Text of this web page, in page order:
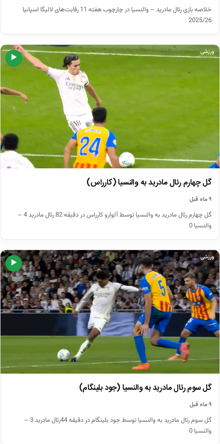
خلاصه بازی رئال مادرید – والنسیا در چارچوب هفته 11 رقابت‌های لالیگا اسپانیا
2025/26
▶
ورزشی
گل چهارم رئال مادرید به والنسیا (کارراس)
۹ ماه قبل
گل چهارم رئال مادرید به والنسیا توسط آلوارو کارراس در دقیقه 82 رئال مادرید 4 –
والنسیا 0
▶
ورزشی
گل سوم رئال مادرید به والنسیا (جود بلینگام)
۹ ماه قبل
گل سوم رئال مادرید به والنسیا توسط جود بلینگام در دقیقه 44رئال مادرید 3 –
والنسیا 0